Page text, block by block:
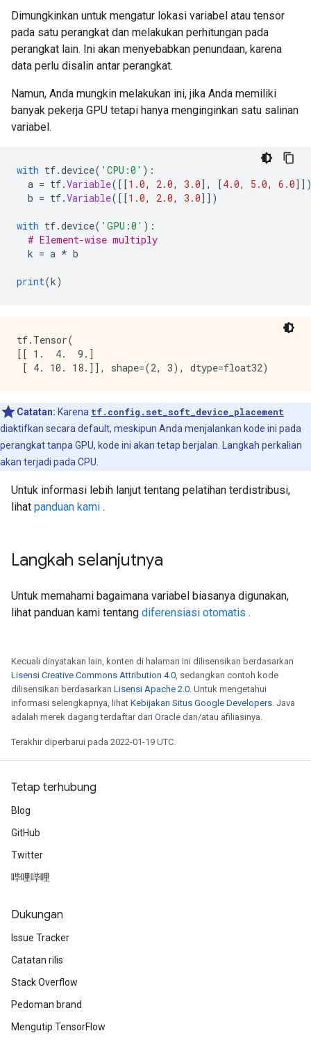
Dimungkinkan untuk mengatur lokasi variabel atau tensor
pada satu perangkat dan melakukan perhitungan pada
perangkat lain. Ini akan menyebabkan penundaan, karena
data perlu disalin antar perangkat.
Namun, Anda mungkin melakukan ini, jika Anda memiliki
banyak pekerja GPU tetapi hanya menginginkan satu salinan
variabel.
with tf.device( 'CPU:0' ):
a = tf.Variable([[1.0, 2.0, 3.0], [4.0, 5.0, 6.0
b = tf.Variable([[1.0, 2.0, 3.0]])
with tf.device( 'GPU:0' ):
# Element-wise multiply
k = a * b
print(k)
tf.Tensor(
[[ 1.  4.  9.]
Catatan: Karena tf.config.set_soft_device_placement
diaktifkan secara default, meskipun Anda menjalankan kode ini pada
perangkat tanpa GPU, kode ini akan tetap berjalan. Langkah perkalian
akan terjadi pada CPU.
Untuk informasi lebih lanjut tentang pelatihan terdistribusi,
lihat panduan kami .
Langkah selanjutnya
Untuk memahami bagaimana variabel biasanya digunakan,
lihat panduan kami tentang diferensiasi otomatis .
Kecuali dinyatakan lain, konten di halaman ini dilisensikan berdasarkan
Lisensi Creative Commons Attribution 4.0, sedangkan contoh kode
dilisensikan berdasarkan Lisensi Apache 2.0. Untuk mengetahui
informasi selengkapnya, lihat Kebijakan Situs Google Developers. Java
adalah merek dagang terdaftar dari Oracle dan/atau afiliasinya.
Terakhir diperbarui pada 2022-01-19 UTC.
Tetap terhubung
Blog
GitHub
Twitter
哔哩哔哩
Dukungan
Issue Tracker
Catatan rilis
Stack Overflow
Pedoman brand
Mengutip TensorFlow